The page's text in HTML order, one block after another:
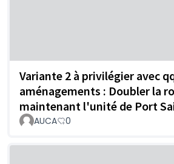
Variante 2 à privilégier avec
aménagements : Doubler la
maintenant l'unité de Port
AUCA 0